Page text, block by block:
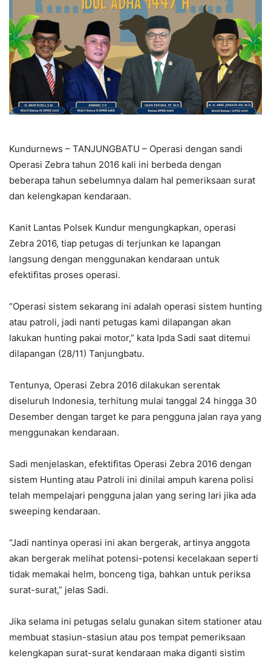
Kundurnews – TANJUNGBATU – Operasi dengan sandi
Operasi Zebra tahun 2016 kali ini berbeda dengan
beberapa tahun sebelumnya dalam hal pemeriksaan surat
dan kelengkapan kendaraan.
Kanit Lantas Polsek Kundur mengungkapkan, operasi
Zebra 2016, tiap petugas di terjunkan ke lapangan
langsung dengan menggunakan kendaraan untuk
efektifitas proses operasi.
“Operasi sistem sekarang ini adalah operasi sistem hunting
atau patroli, jadi nanti petugas kami dilapangan akan
lakukan hunting pakai motor,” kata Ipda Sadi saat ditemui
dilapangan (28/11) Tanjungbatu.
Tentunya, Operasi Zebra 2016 dilakukan serentak
diseluruh Indonesia, terhitung mulai tanggal 24 hingga 30
Desember dengan target ke para pengguna jalan raya yang
menggunakan kendaraan.
Sadi menjelaskan, efektifitas Operasi Zebra 2016 dengan
sistem Hunting atau Patroli ini dinilai ampuh karena polisi
telah mempelajari pengguna jalan yang sering lari jika ada
sweeping kendaraan.
“Jadi nantinya operasi ini akan bergerak, artinya anggota
akan bergerak melihat potensi-potensi kecelakaan seperti
tidak memakai helm, bonceng tiga, bahkan untuk periksa
surat-surat,” jelas Sadi.
Jika selama ini petugas selalu gunakan sitem stationer atau
membuat stasiun-stasiun atau pos tempat pemeriksaan
kelengkapan surat-surat kendaraan maka diganti sistim